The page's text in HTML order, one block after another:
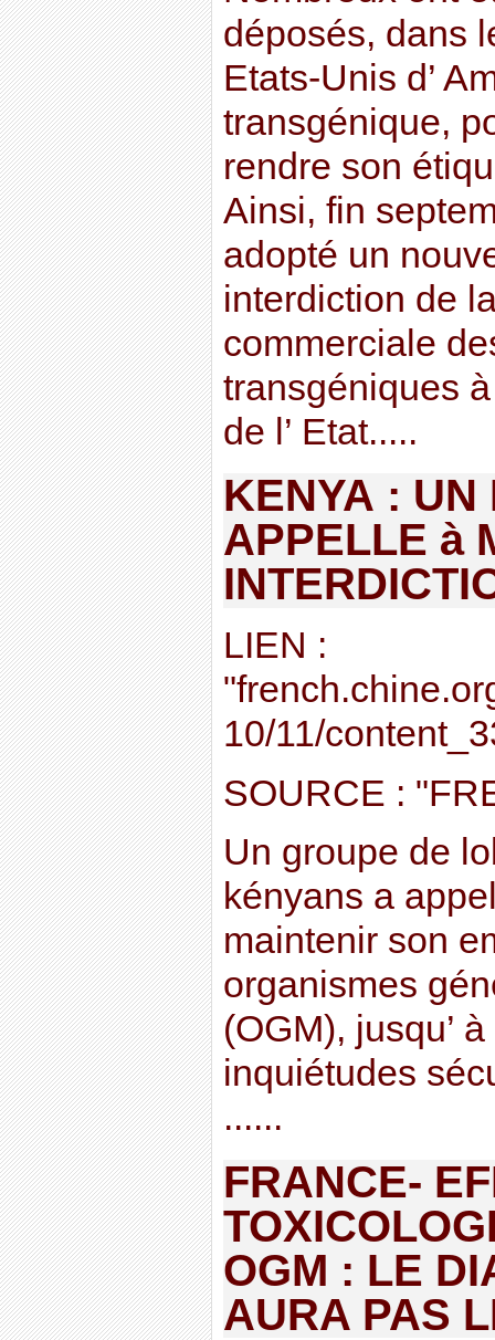
déposés, dans
Etats-Unis d’
transgénique,
rendre son
Ainsi, fin
adopté un
interdiction de
commerciale
transgéniques
de l’ Etat.....
KENYA : UN
APPELLE à
LIEN :
10/11/
SOURCE :
Un groupe de
kényans a
maintenir son
organismes
(OGM), jusqu’
inquiétudes
......
FRANCE-
OGM : LE
AURA PAS